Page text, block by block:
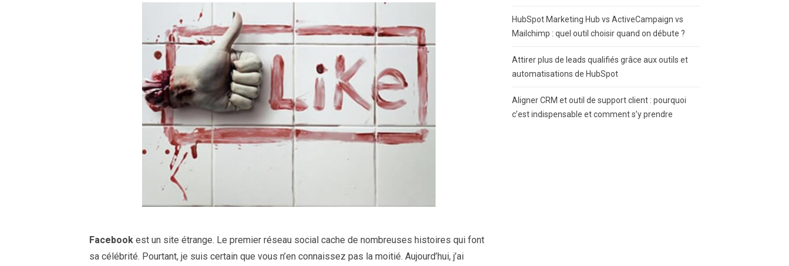
Facebook est un site étrange. Le premier réseau social cache de nombreuses histoires qui font
sa célébrité. Pourtant, je suis certain que vous n’en connaissez pas la moitié. Aujourd’hui, j’ai
HubSpot Marketing Hub vs ActiveCampaign vs
Mailchimp : quel outil choisir quand on débute ?
Attirer plus de leads qualifiés grâce aux outils et
automatisations de HubSpot
Aligner CRM et outil de support client : pourquoi
c’est indispensable et comment s’y prendre